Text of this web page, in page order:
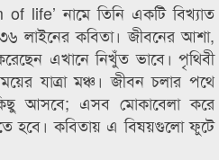
life’ নামে তিনি একটি বিখ্যাত
৩৬ লাইনের কবিতা। জীবনের আশা,
এখানে নিখুঁত ভাবে। পৃথিবী
যাত্রা মঞ্চ। জীবন চলার পথে
আসবে; এসব মোকাবেলা করে
হবে। কবিতায় এ বিষয়গুলো ফুটে